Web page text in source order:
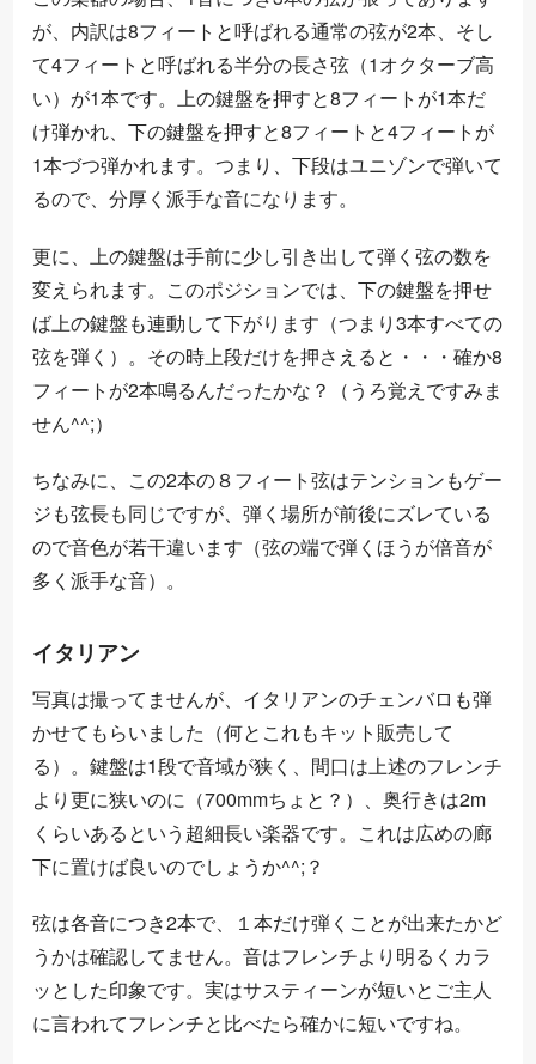
が、内訳は8フィートと呼ばれる通常の弦が2本、そし
て4フィートと呼ばれる半分の長さ弦（1オクターブ高
い）が1本です。上の鍵盤を押すと8フィートが1本だ
け弾かれ、下の鍵盤を押すと8フィートと4フィートが
1本づつ弾かれます。つまり、下段はユニゾンで弾いて
るので、分厚く派手な音になります。
更に、上の鍵盤は手前に少し引き出して弾く弦の数を
変えられます。このポジションでは、下の鍵盤を押せ
ば上の鍵盤も連動して下がります（つまり3本すべての
弦を弾く）。その時上段だけを押さえると・・・確か8
フィートが2本鳴るんだったかな？（うろ覚えですみま
せん^^;）
ちなみに、この2本の８フィート弦はテンションもゲー
ジも弦長も同じですが、弾く場所が前後にズレている
ので音色が若干違います（弦の端で弾くほうが倍音が
多く派手な音）。
イタリアン
写真は撮ってませんが、イタリアンのチェンバロも弾
かせてもらいました（何とこれもキット販売して
る）。鍵盤は1段で音域が狭く、間口は上述のフレンチ
より更に狭いのに（700mmちょと？）、奥行きは2m
くらいあるという超細長い楽器です。これは広めの廊
下に置けば良いのでしょうか^^;？
弦は各音につき2本で、１本だけ弾くことが出来たかど
うかは確認してません。音はフレンチより明るくカラ
ッとした印象です。実はサスティーンが短いとご主人
に言われてフレンチと比べたら確かに短いですね。